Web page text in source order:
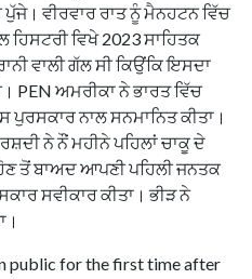
ਵੀਰਵਾਰ ਰਾਤ ਨੂੰ ਮੈਨਹਟਨ ਵਿੱਚ
ਵਿਖੇ 2023 ਸਾਹਿਤਕ
ਵਾਲੀ ਗੱਲ ਸੀ ਕਿਉਂਕਿ ਇਸਦਾ
PEN ਅਮਰੀਕਾ ਨੇ ਭਾਰਤ ਵਿੱਚ
ਪੁਰਸਕਾਰ ਨਾਲ ਸਨਮਾਨਿਤ ਕੀਤਾ।
ਨੇ ਨੌਂ ਮਹੀਨੇ ਪਹਿਲਾਂ ਚਾਕੂ ਦੇ
ਤੋਂ ਬਾਅਦ ਆਪਣੀ ਪਹਿਲੀ ਜਨਤਕ
ਸਵੀਕਾਰ ਕੀਤਾ। ਭੀੜ ਨੇ
public for the first time after